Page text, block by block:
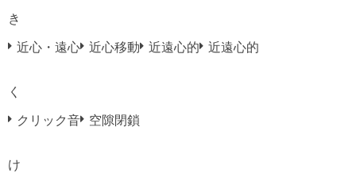
き
近心・遠心 近心移動 近遠心的 近遠心的
く
クリック音 空隙閉鎖
け